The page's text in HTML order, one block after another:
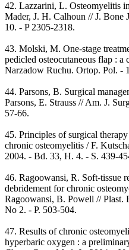
42. Lazzarini, L. Osteomyelitis
Mader, J. H. Calhoun // J.
10. - P 2305-2318.
43. Molski, M. One-stage
pedicled osteocutaneous flap :
Narzadow Ruchu. Ortop. Pol. -
44. Parsons, B. Surgical
Parsons, E. Strauss // Am. J.
57-66.
45. Principles of surgical
chronic osteomyelitis / F.
2004. - Bd. 33, H. 4. - S. 439-
46. Ragoowansi, R. Soft-tissue
debridement for chronic
Ragoowansi, B. Powell // Plast.
No 2. - P. 503-504.
47. Results of chronic
hyperbaric oxygen : a